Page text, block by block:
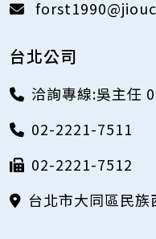
台北公司
洽詢專線:吳主任
02-2221-7511
02-2221-7512
台北市大同區民